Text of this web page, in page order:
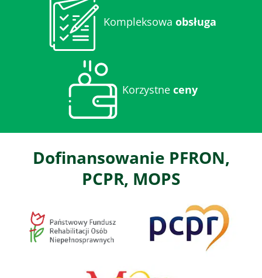
Kompleksowaobsługa
Korzystneceny
Dofinansowanie PFRON,
PCPR, MOPS